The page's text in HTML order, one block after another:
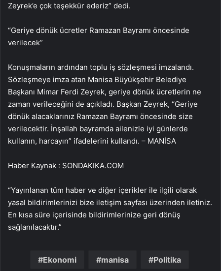
Zeyrek’e çok teşekkür ederiz” dedi.
“Geriye dönük ücretler Ramazan Bayramı öncesinde
verilecek”
Konuşmaların ardından toplu iş sözleşmesi imzalandı.
Sözleşmeye imza atan Manisa Büyükşehir Belediye
Başkanı Mimar Ferdi Zeyrek, geriye dönük ücretlerin ne
zaman verileceğini de açıkladı. Başkan Zeyrek, “Geriye
dönük alacaklarınız Ramazan Bayramı öncesinde size
verilecektir. İnşallah bayramda ailenizle iyi günlerde
kullanın, harcayın” ifadelerini kullandı. – MANİSA
Haber Kaynak : SONDAKIKA.COM
“Yayınlanan tüm haber ve diğer içerikler ile ilgili olarak
yasal bildirimlerinizi bize iletişim sayfası üzerinden iletiniz.
En kısa süre içerisinde bildirimlerinize geri dönüş
sağlanılacaktır.”
Ekonomi manisa Politika